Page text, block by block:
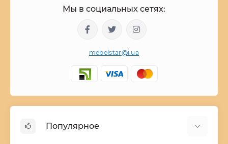
Мы в социальных сетях:
mebelstar@i.ua
Популярное